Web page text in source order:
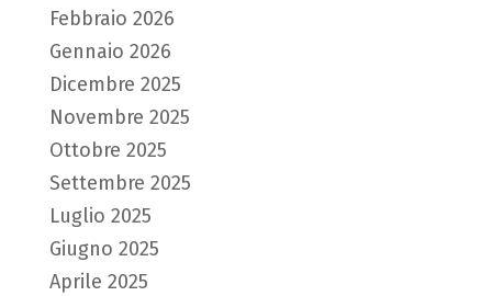
Febbraio 2026
Gennaio 2026
Dicembre 2025
Novembre 2025
Ottobre 2025
Settembre 2025
Luglio 2025
Giugno 2025
Aprile 2025